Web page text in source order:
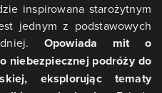
inspirowana starożytnym
jednym z podstawowych
Opowiada mit o
niebezpiecznej podróży do
eksplorując tematy